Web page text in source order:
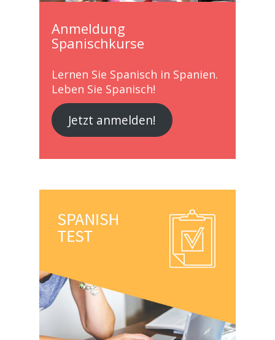
Anmeldung
Spanischkurse
Lernen Sie Spanisch in Spanien.
Leben Sie Spanisch!
Jetzt anmelden!